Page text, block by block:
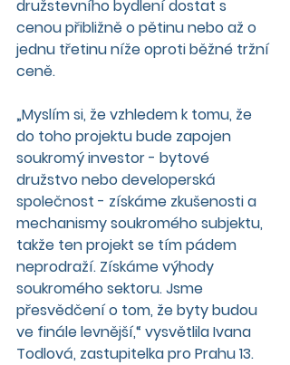
družstevního bydlení dostat s
cenou přibližně o pětinu nebo až o
jednu třetinu níže oproti běžné tržní
ceně.
„Myslím si, že vzhledem k tomu, že
do toho projektu bude zapojen
soukromý investor - bytové
družstvo nebo developerská
společnost - získáme zkušenosti a
mechanismy soukromého subjektu,
takže ten projekt se tím pádem
neprodraží. Získáme výhody
soukromého sektoru. Jsme
přesvědčení o tom, že byty budou
ve finále levnější,“ vysvětlila Ivana
Todlová, zastupitelka pro Prahu 13.